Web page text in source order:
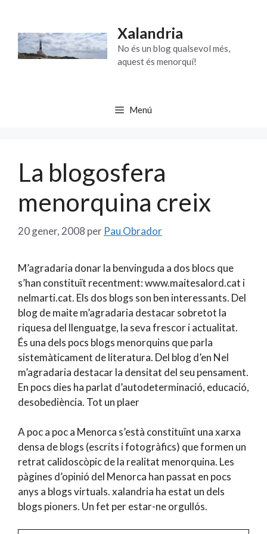
contingut
Xalandria
No és un blog qualsevol més,
aquest és menorquí!
Menú
La blogosfera
menorquina creix
20 gener, 2008 per Pau Obrador
M’agradaria donar la benvinguda a dos blocs que
s’han constituït recentment: www.maitesalord.cat i
nelmarti.cat. Els dos blogs son ben interessants. Del
blog de maite m’agradaria destacar sobretot la
riquesa del llenguatge, la seva frescor i actualitat.
És una dels pocs blogs menorquins que parla
sistemàticament de literatura. Del blog d’en Nel
m’agradaria destacar la densitat del seu pensament.
En pocs dies ha parlat d’autodeterminació, educació,
desobediència. Tot un plaer
A poc a poc a Menorca s’està constituïnt una xarxa
densa de blogs (escrits i fotogràfics) que formen un
retrat calidoscòpic de la realitat menorquina. Les
pàgines d’opinió del Menorca han passat en pocs
anys a blogs virtuals. xalandria ha estat un dels
blogs pioners. Un fet per estar-ne orgullós.